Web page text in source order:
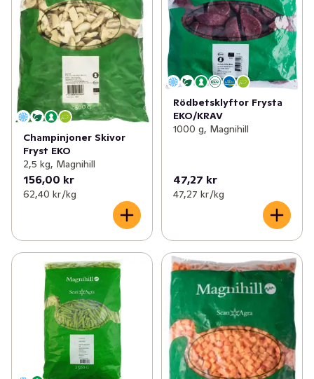
Champinjoner Skivor
Fryst EKO
2,5 kg, Magnihill
156,00 kr
62,40 kr /kg
Rödbetsklyftor Frysta
EKO/KRAV
1000 g, Magnihill
47,27 kr
47,27 kr /kg